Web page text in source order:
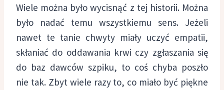
Wiele można było wycisnąć z tej historii. Można
było nadać temu wszystkiemu sens. Jeżeli
nawet te tanie chwyty miały uczyć empatii,
skłaniać do oddawania krwi czy zgłaszania się
do baz dawców szpiku, to coś chyba poszło
nie tak. Zbyt wiele razy to, co miało być piękne